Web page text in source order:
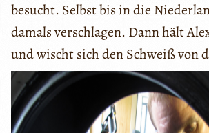
besucht. Selbst bis in die
damals verschlagen. Dann hält
und wischt sich den Schweiß von